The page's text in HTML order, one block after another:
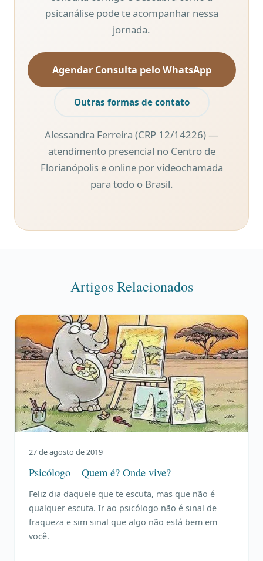
psicanálise pode te acompanhar nessa
jornada.
Agendar Consulta pelo WhatsApp
Outras formas de contato
Alessandra Ferreira (CRP 12/14226) —
atendimento presencial no Centro de
Florianópolis e online por videochamada
para todo o Brasil.
Artigos Relacionados
27 de agosto de 2019
Psicólogo – Quem é? Onde vive?
Feliz dia daquele que te escuta, mas que não é
qualquer escuta. Ir ao psicólogo não é sinal de
fraqueza e sim sinal que algo não está bem em
você.